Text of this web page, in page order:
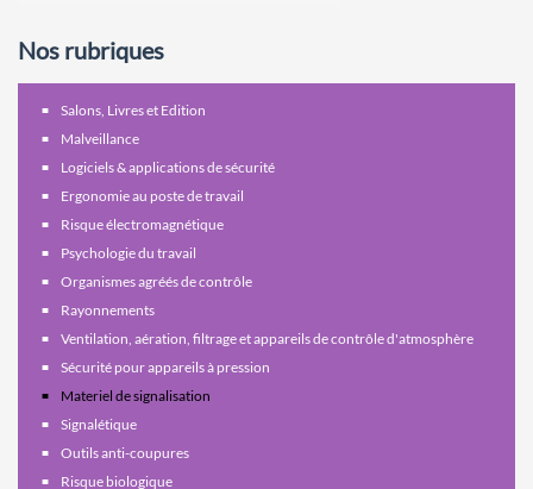
Nos rubriques
Salons, Livres et Edition
Malveillance
Logiciels & applications de sécurité
Ergonomie au poste de travail
Risque électromagnétique
Psychologie du travail
Organismes agréés de contrôle
Rayonnements
Ventilation, aération, filtrage et appareils de contrôle d'atmosphère
Sécurité pour appareils à pression
Materiel de signalisation
Signalétique
Outils anti-coupures
Risque biologique